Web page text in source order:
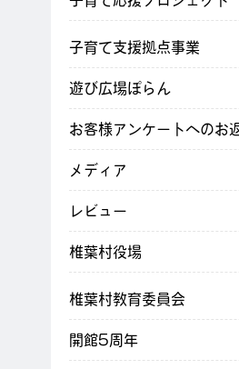
子育て支援拠点事業
遊び広場ぽらん
お客様アンケートへのお
メディア
レビュー
椎葉村役場
椎葉村教育委員会
開館5周年